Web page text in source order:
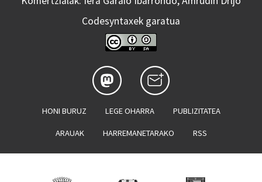
Codesyntaxek garatua
HONI BURUZ LEGE OHARRA PUBLIZITATEA
ARAUAK HARREMANETARAKO RSS